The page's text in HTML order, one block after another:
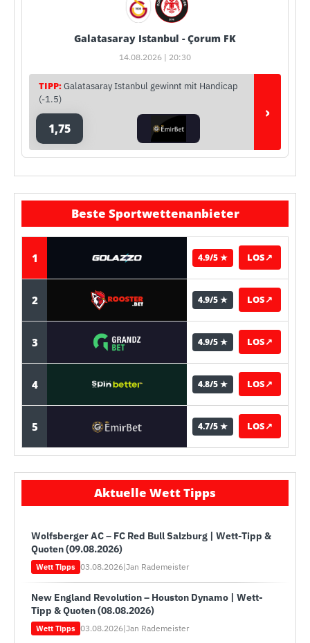
Galatasaray Istanbul - Çorum FK
14.08.2026 | 20:30
TIPP:Galatasaray Istanbul gewinnt mit Handicap
(-1.5)
1,75
›
Beste Sportwettenanbieter
1 4.9/5 ★ LOS↗
2 4.9/5 ★ LOS↗
3 4.9/5 ★ LOS↗
4 4.8/5 ★ LOS↗
5 4.7/5 ★ LOS↗
Aktuelle Wett Tipps
Wolfsberger AC – FC Red Bull Salzburg | Wett-Tipp &
Quoten (09.08.2026)
Wett Tipps 03.08.2026|Jan Rademeister
New England Revolution – Houston Dynamo | Wett-
Tipp & Quoten (08.08.2026)
Wett Tipps 03.08.2026|Jan Rademeister